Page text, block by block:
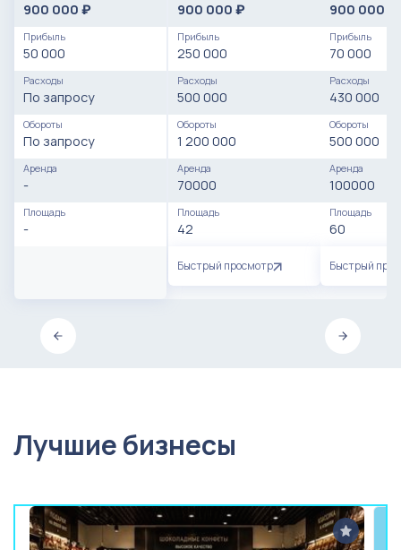
900 000 ₽
Прибыль
50 000
Расходы
По запросу
Обороты
По запросу
Аренда
-
Площадь
-
900 000 ₽
Прибыль
250 000
Расходы
500 000
Обороты
1 200 000
Аренда
70000
Площадь
42
Быстрый просмотр
900 000
Прибыль
70 000
Расходы
430 000
Обороты
500 000
Аренда
100000
Площадь
60
Быстрый
Лучшие бизнесы